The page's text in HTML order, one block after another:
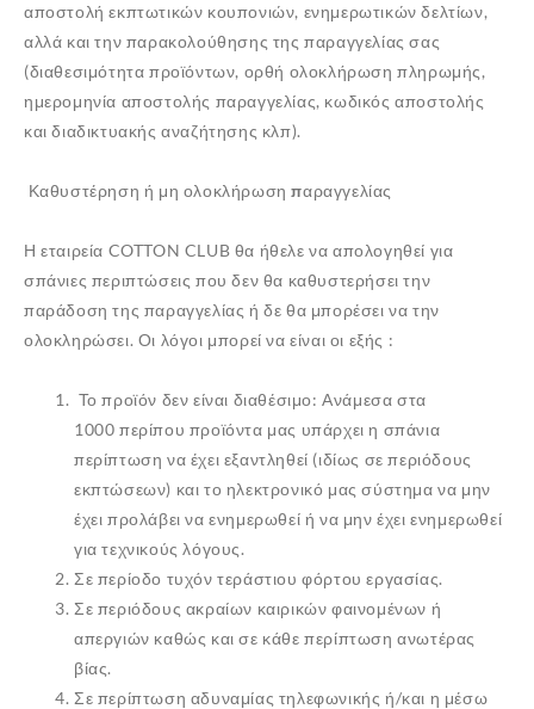
αποστολή εκπτωτικών κουπονιών, ενημερωτικών δελτίων,
αλλά και την παρακολούθησης της παραγγελίας σας
(διαθεσιμότητα προϊόντων, ορθή ολοκλήρωση πληρωμής,
ημερομηνία αποστολής παραγγελίας, κωδικός αποστολής
και διαδικτυακής αναζήτησης κλπ).
Καθυστέρηση ή μη ολοκλήρωση παραγγελίας
Η εταιρεία COTTON CLUB θα ήθελε να απολογηθεί για
σπάνιες περιπτώσεις που δεν θα καθυστερήσει την
παράδοση της παραγγελίας ή δε θα μπορέσει να την
ολοκληρώσει. Οι λόγοι μπορεί να είναι οι εξής :
Το προϊόν δεν είναι διαθέσιμο: Ανάμεσα στα
1000 περίπου προϊόντα μας υπάρχει η σπάνια
περίπτωση να έχει εξαντληθεί (ιδίως σε περιόδους
εκπτώσεων) και το ηλεκτρονικό μας σύστημα να μην
έχει προλάβει να ενημερωθεί ή να μην έχει ενημερωθεί
για τεχνικούς λόγους.
Σε περίοδο τυχόν τεράστιου φόρτου εργασίας.
Σε περιόδους ακραίων καιρικών φαινομένων ή
απεργιών καθώς και σε κάθε περίπτωση ανωτέρας
βίας.
Σε περίπτωση αδυναμίας τηλεφωνικής ή/και η μέσω